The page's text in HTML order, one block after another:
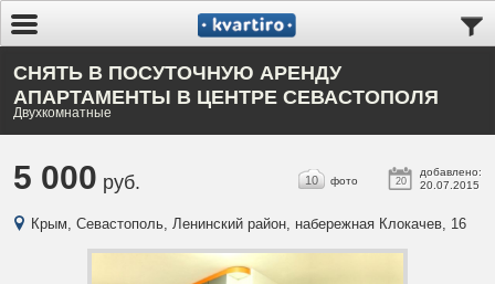
СНЯТЬ В ПОСУТОЧНУЮ АРЕНДУ
АПАРТАМЕНТЫ В ЦЕНТРЕ СЕВАСТОПОЛЯ
Двухкомнатные
5 000 руб. 20
добавлено:
20.07.2015
10 фото
Крым, Севастополь, Ленинский район, набережная Клокачев, 16